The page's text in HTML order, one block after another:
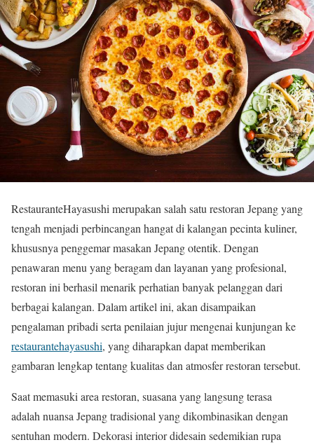
RestauranteHayasushi merupakan salah satu restoran Jepang yang
tengah menjadi perbincangan hangat di kalangan pecinta kuliner,
khususnya penggemar masakan Jepang otentik. Dengan
penawaran menu yang beragam dan layanan yang profesional,
restoran ini berhasil menarik perhatian banyak pelanggan dari
berbagai kalangan. Dalam artikel ini, akan disampaikan
pengalaman pribadi serta penilaian jujur mengenai kunjungan ke
restaurantehayasushi, yang diharapkan dapat memberikan
gambaran lengkap tentang kualitas dan atmosfer restoran tersebut.
Saat memasuki area restoran, suasana yang langsung terasa
adalah nuansa Jepang tradisional yang dikombinasikan dengan
sentuhan modern. Dekorasi interior didesain sedemikian rupa